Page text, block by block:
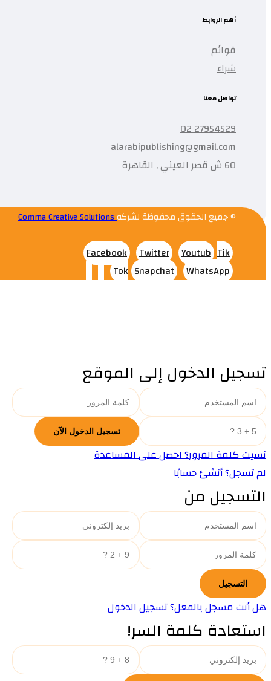
أهم الروابط
قوائم
شراء
تواصل معنا
27954529 02
alarabipublishing@gmail.com
60 ش قصر العيني , القاهرة
© جميع الحقوق محفوظة لشركهComma Creative Solutions
Facebook Twitter Youtub Tik
Tok Snapchat WhatsApp
تسجيل الدخول إلى الموقع
نسيت كلمة المرور؟ احصل على المساعدة
لم تسجل؟ أنشئ حسابًا
التسجيل من
هل أنت مسجل بالفعل؟ تسجيل الدخول
استعادة كلمة السر!